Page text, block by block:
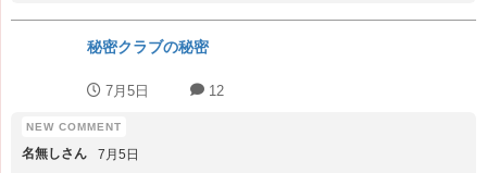
秘密クラブの秘密
7月5日 12
名無しさん 7月5日